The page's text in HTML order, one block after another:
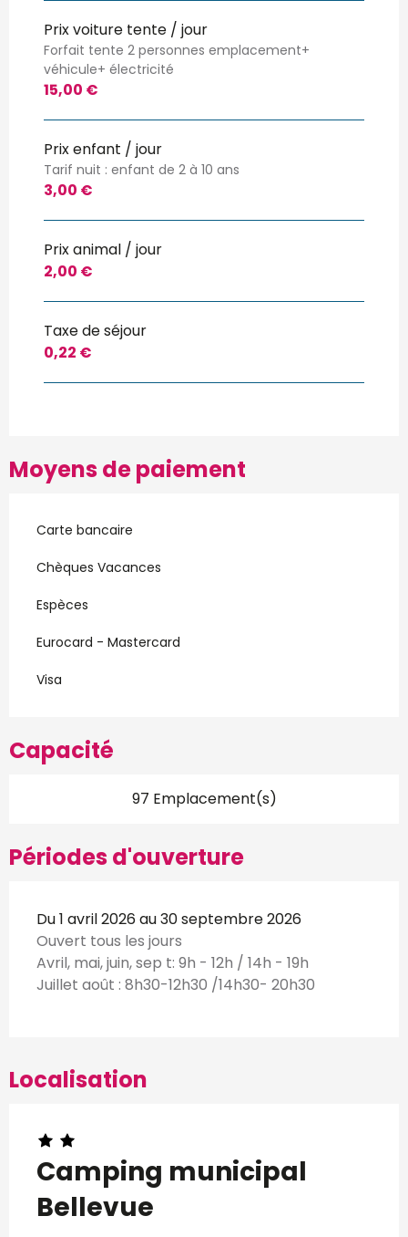
Prix voiture tente / jour
Forfait tente 2 personnes emplacement+
véhicule+ électricité
15,00 €
Prix enfant / jour
Tarif nuit : enfant de 2 à 10 ans
3,00 €
Prix animal / jour
2,00 €
Taxe de séjour
0,22 €
Moyens de paiement
Carte bancaire
Chèques Vacances
Espèces
Eurocard - Mastercard
Visa
Capacité
97 Emplacement(s)
Périodes d'ouverture
Du 1 avril 2026 au 30 septembre 2026
Ouvert tous les jours
Avril, mai, juin, sep t: 9h - 12h / 14h - 19h
Juillet août : 8h30-12h30 /14h30- 20h30
Localisation
Camping municipal
Bellevue